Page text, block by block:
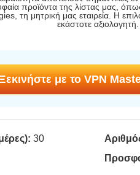
προϊόντα της λίστας μας,
τη μητρική μας εταιρεία. Η
εκάστοτε αξιολογητή.
με το VPN
30